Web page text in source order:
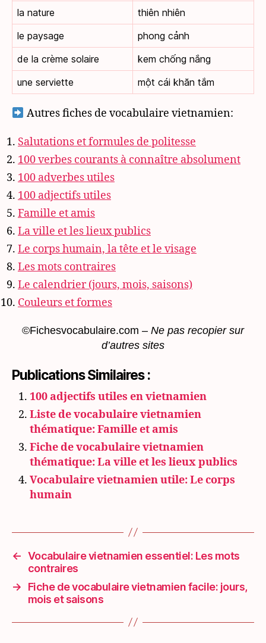
la nature
thiên nhiên
le paysage
phong cảnh
de la crème solaire
kem chống nắng
une serviette
một cái khăn tắm
Autres fiches de vocabulaire vietnamien:
Salutations et formules de politesse
100 verbes courants à connaître absolument
100 adverbes utiles
100 adjectifs utiles
Famille et amis
La ville et les lieux publics
Le corps humain, la tête et le visage
Les mots contraires
Le calendrier (jours, mois, saisons)
Couleurs et formes
©Fichesvocabulaire.com – Ne pas recopier sur
d’autres sites
Publications Similaires :
100 adjectifs utiles en vietnamien
Liste de vocabulaire vietnamien
thématique: Famille et amis
Fiche de vocabulaire vietnamien
thématique: La ville et les lieux publics
Vocabulaire vietnamien utile: Le corps
humain
← Vocabulaire vietnamien essentiel: Les mots
contraires
→
Fiche de vocabulaire vietnamien facile: jours,
mois et saisons